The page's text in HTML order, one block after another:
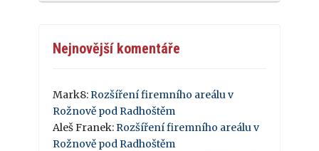
Nejnovější komentáře
Mark8: Rozšíření firemního areálu v
Rožnově pod Radhoštěm
Aleš Franek: Rozšíření firemního areálu v
Rožnově pod Radhoštěm